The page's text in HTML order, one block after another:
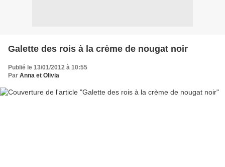
Galette des rois à la crème de nougat noir
Publié le 13/01/2012 à 10:55
Par Anna et Olivia